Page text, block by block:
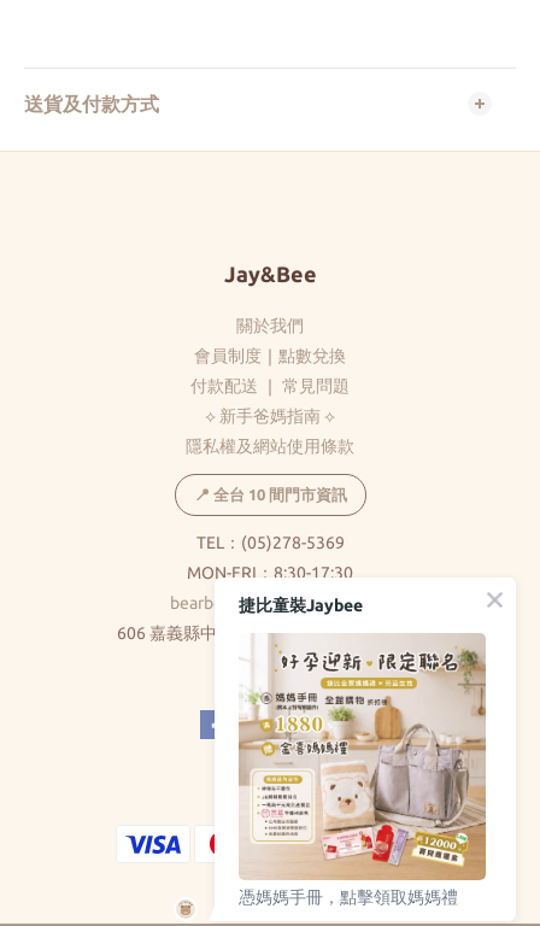
送貨及付款方式
Jay&Bee
關於我們
會員制度 ｜ 點數兌換
付款配送 ｜ 常見問題
⟡ 新手爸媽指南 ⟡
隱私權及網站使用條款
📍 全台 10 間門市資訊
TEL：(05)278-5369
MON-FRI：8:30-17:30
bearbear0520@gmail.com
606 嘉義縣中埔鄉和美村大義路326巷5號
( 不對外開放 )
捷比童裝Jaybee
憑媽媽手冊，點擊領取媽媽禮